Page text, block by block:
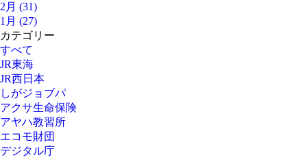
2月 (31)
1月 (27)
カテゴリー
すべて
JR東海
JR西日本
しがジョブパ
アクサ生命保険
アヤハ教習所
エコモ財団
デジタル庁